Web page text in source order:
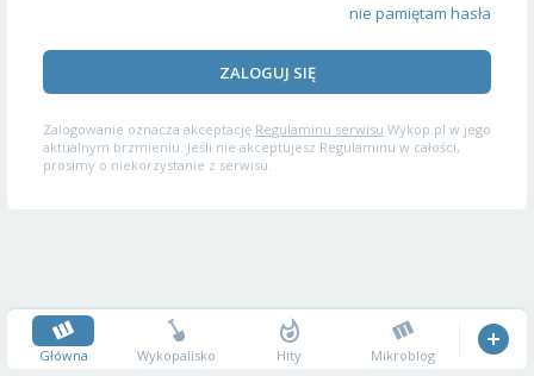
nie pamiętam hasła
ZALOGUJ SIĘ
Zalogowanie oznacza akceptację Regulaminu serwisu Wykop.pl w jego
aktualnym brzmieniu. Jeśli nie akceptujesz Regulaminu w całości,
prosimy o niekorzystanie z serwisu.
Główna Wykopalisko Hity Mikroblog